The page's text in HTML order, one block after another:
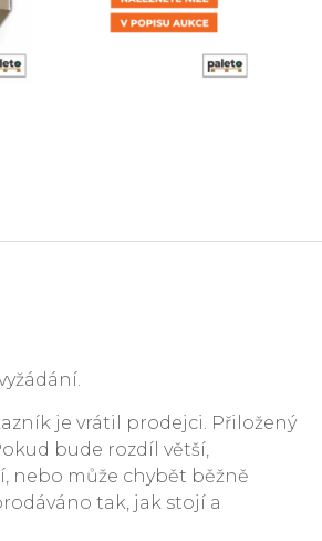
je vrátil prodejci. Přiložený
bude rozdíl větší,
nebo může chybět běžně
tak, jak stojí a